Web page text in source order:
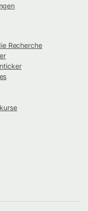
Recherche